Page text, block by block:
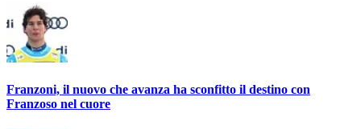
Franzoni, il nuovo che avanza ha sconfitto il destino con
Franzoso nel cuore